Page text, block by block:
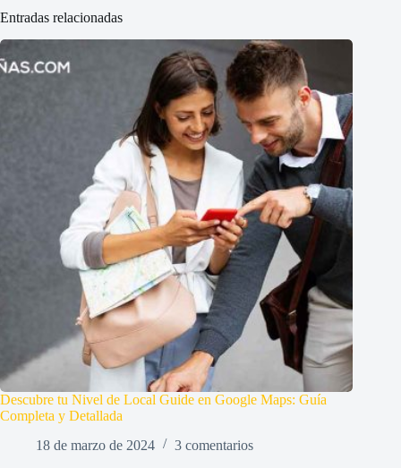
Entradas relacionadas
Descubre tu Nivel de Local Guide en Google Maps: Guía
Completa y Detallada
18 de marzo de 2024
3 comentarios